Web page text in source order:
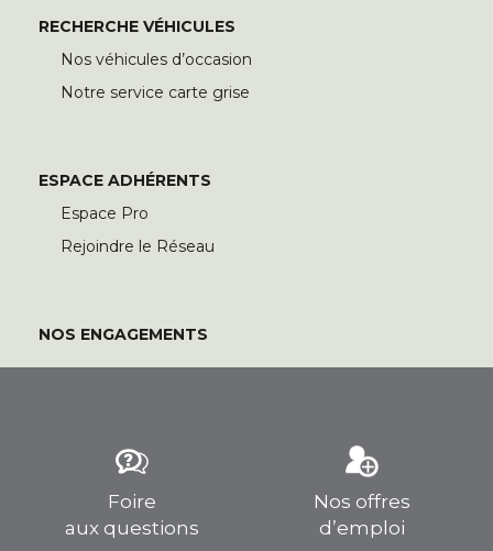
RECHERCHE VÉHICULES
Nos véhicules d’occasion
Notre service carte grise
ESPACE ADHÉRENTS
Espace Pro
Rejoindre le Réseau
NOS ENGAGEMENTS
Foire
aux questions
Nos offres
d’emploi